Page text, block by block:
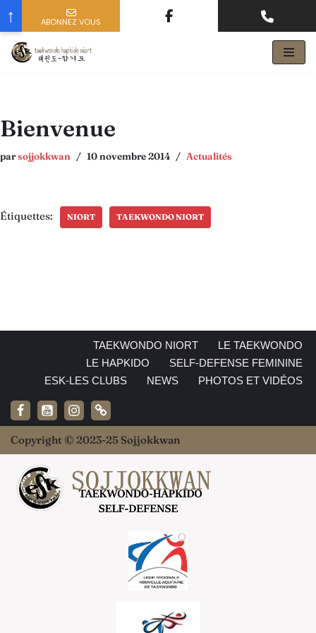
Bienvenue
parsojjokkwan 10 novembre 2014 Actualités
Étiquettes: NIORT TAEKWONDO NIORT
TAEKWONDO NIORT
LE TAEKWONDO
LE HAPKIDO
SELF-DEFENSE FEMININE
ESK-LES CLUBS
NEWS PHOTOS ET VIDÉOS
Copyright © 2023-25 Sojjokkwan
↑ ABONNEZ VOUS